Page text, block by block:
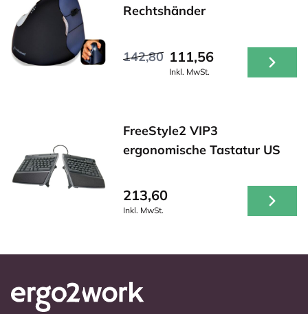
Rechtshänder
142,80 111,56
Inkl. MwSt.
FreeStyle2 VIP3
ergonomische Tastatur US
213,60
Inkl. MwSt.